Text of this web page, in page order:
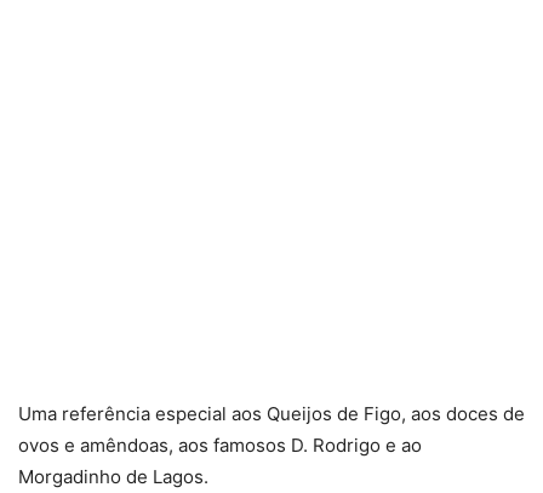
Uma referência especial aos Queijos de Figo, aos doces de
ovos e amêndoas, aos famosos D. Rodrigo e ao
Morgadinho de Lagos.